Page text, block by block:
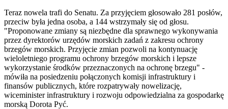
Teraz nowela trafi do Senatu. Za przyjęciem głosowało 281 posłów,
przeciw była jedna osoba, a 144 wstrzymały się od głosu.
"Proponowane zmiany są niezbędne dla sprawnego wykonywania
przez dyrektorów urzędów morskich zadań z zakresu ochrony
brzegów morskich. Przyjęcie zmian pozwoli na kontynuację
wieloletniego programu ochrony brzegów morskich i lepsze
wykorzystanie środków przeznaczonych na ochronę brzegu" -
mówiła na posiedzeniu połączonych komisji infrastruktury i
finansów publicznych, które rozpatrywały nowelizację,
wiceminister infrastruktury i rozwoju odpowiedzialna za gospodarkę
morską Dorota Pyć.